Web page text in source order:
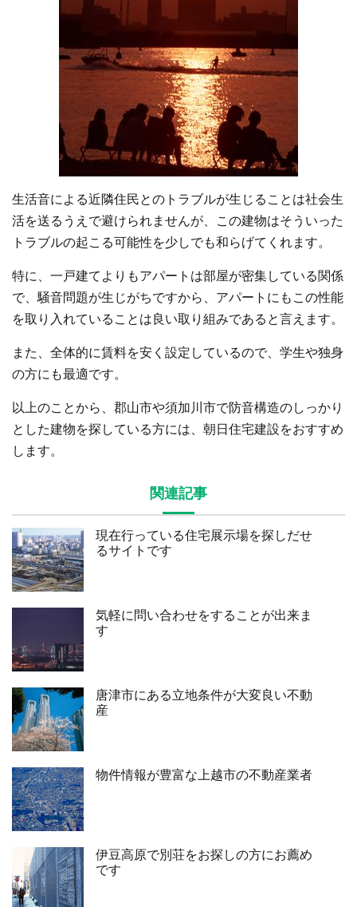
生活音による近隣住民とのトラブルが生じることは社会生
活を送るうえで避けられませんが、この建物はそういった
トラブルの起こる可能性を少しでも和らげてくれます。
特に、一戸建てよりもアパートは部屋が密集している関係
で、騒音問題が生じがちですから、アパートにもこの性能
を取り入れていることは良い取り組みであると言えます。
また、全体的に賃料を安く設定しているので、学生や独身
の方にも最適です。
以上のことから、郡山市や須加川市で防音構造のしっかり
とした建物を探している方には、朝日住宅建設をおすすめ
します。
関連記事
現在行っている住宅展示場を探しだせ
るサイトです
気軽に問い合わせをすることが出来ま
す
唐津市にある立地条件が大変良い不動
産
物件情報が豊富な上越市の不動産業者
伊豆高原で別荘をお探しの方にお薦め
です